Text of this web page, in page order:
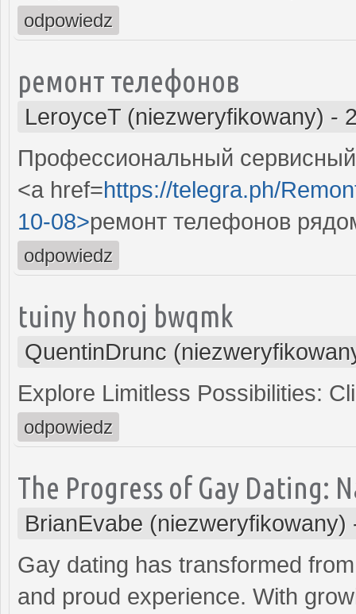
odpowiedz
ремонт телефонов
LeroyceT (niezweryfikowany) -
Профессиональный
<a href=https://telegra.ph/
10-08>ремонт телефонов
odpowiedz
tuiny honoj bwqmk
QuentinDrunc
Explore Limitless Possibilities:
odpowiedz
The Progress of Gay Dating:
BrianEvabe (niezweryfikowany)
Gay dating has transformed
and proud experience. With